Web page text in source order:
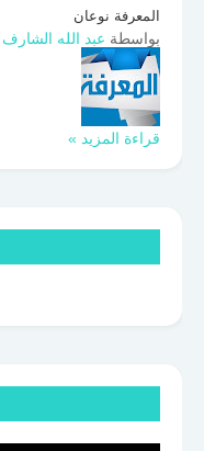
المعرفة نوعان
بواسطة عبد الله الشارف
قراءة المزيد »